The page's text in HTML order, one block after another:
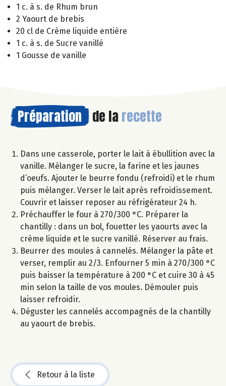
1 c. à s. de Rhum brun
2 Yaourt de brebis
20 cl de Crème liquide entière
1 c. à s. de Sucre vanillé
1 Gousse de vanille
Préparation de la recette
Dans une casserole, porter le lait à ébullition avec la
vanille. Mélanger le sucre, la farine et les jaunes
d’oeufs. Ajouter le beurre fondu (refroidi) et le rhum
puis mélanger. Verser le lait après refroidissement.
Couvrir et laisser reposer au réfrigérateur 24 h.
Préchauffer le four à 270/300 °C. Préparer la
chantilly : dans un bol, fouetter les yaourts avec la
crème liquide et le sucre vanillé. Réserver au frais.
Beurrer des moules à cannelés. Mélanger la pâte et
verser, remplir au 2/3. Enfourner 5 min à 270/300 °C
puis baisser la température à 200 °C et cuire 30 à 45
min selon la taille de vos moules. Démouler puis
laisser refroidir.
Déguster les cannelés accompagnés de la chantilly
au yaourt de brebis.
Retour à la liste